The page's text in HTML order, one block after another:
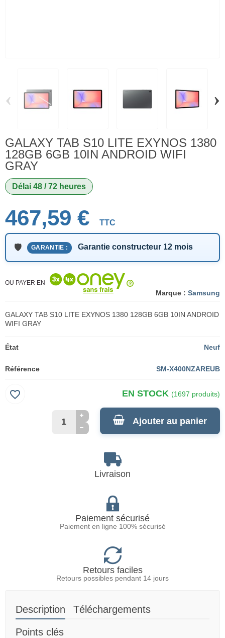
‹ ›
GALAXY TAB S10 LITE EXYNOS 1380
128GB 6GB 10IN ANDROID WIFI
GRAY
Délai 48 / 72 heures
Marque : Samsung
467,59 € TTC
GARANTIE : Garantie constructeur 12 mois
OU PAYER EN
GALAXY TAB S10 LITE EXYNOS 1380 128GB 6GB 10IN ANDROID
WIFI GRAY
État Neuf
Référence SM-X400NZAREUB
EN STOCK (1697 produits)
Ajouter au panier
favorite_border
Livraison
Paiement sécurisé
Paiement en ligne 100% sécurisé
Retours faciles
Retours possibles pendant 14 jours
Description Téléchargements
Points clés